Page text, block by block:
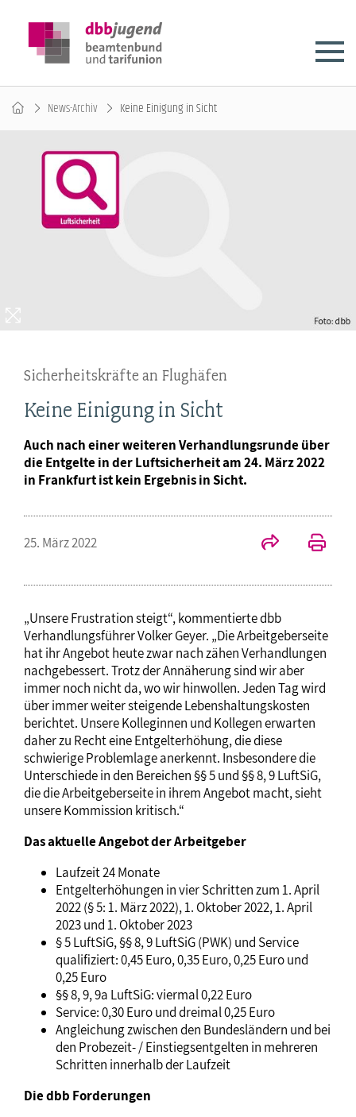
News-Archiv Keine Einigung in Sicht
Sicherheitskräfte an Flughäfen
Keine Einigung in Sicht
Auch nach einer weiteren Verhandlungsrunde über
die Entgelte in der Luftsicherheit am 24. März 2022
in Frankfurt ist kein Ergebnis in Sicht.
25. März 2022
„Unsere Frustration steigt“, kommentierte dbb
Verhandlungsführer Volker Geyer. „Die Arbeitgeberseite
hat ihr Angebot heute zwar nach zähen Verhandlungen
nachgebessert. Trotz der Annäherung sind wir aber
immer noch nicht da, wo wir hinwollen. Jeden Tag wird
über immer weiter steigende Lebenshaltungskosten
berichtet. Unsere Kolleginnen und Kollegen erwarten
daher zu Recht eine Entgelterhöhung, die diese
schwierige Problemlage anerkennt. Insbesondere die
Unterschiede in den Bereichen §§ 5 und §§ 8, 9 LuftSiG,
die die Arbeitgeberseite in ihrem Angebot macht, sieht
unsere Kommission kritisch.“
Das aktuelle Angebot der Arbeitgeber
Laufzeit 24 Monate
Entgelterhöhungen in vier Schritten zum 1. April
2022 (§ 5: 1. März 2022), 1. Oktober 2022, 1. April
2023 und 1. Oktober 2023
§ 5 LuftSiG, §§ 8, 9 LuftSiG (PWK) und Service
qualifiziert: 0,45 Euro, 0,35 Euro, 0,25 Euro und
0,25 Euro
§§ 8, 9, 9a LuftSiG: viermal 0,22 Euro
Service: 0,30 Euro und dreimal 0,25 Euro
Angleichung zwischen den Bundesländern und bei
den Probezeit- / Einstiegsentgelten in mehreren
Schritten innerhalb der Laufzeit
Die dbb Forderungen